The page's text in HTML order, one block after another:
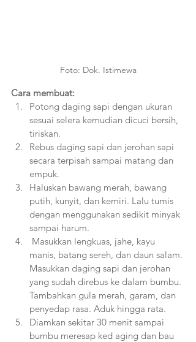
Foto: Dok. Istimewa
Cara membuat:
Potong daging sapi dengan ukuran
sesuai selera kemudian dicuci bersih,
tiriskan.
Rebus daging sapi dan jerohan sapi
secara terpisah sampai matang dan
empuk.
Haluskan bawang merah, bawang
putih, kunyit, dan kemiri. Lalu tumis
dengan menggunakan sedikit minyak
sampai harum.
manis, batang sereh, dan daun salam.
Masukkan daging sapi dan jerohan
yang sudah direbus ke dalam bumbu.
Tambahkan gula merah, garam, dan
penyedap rasa. Aduk hingga rata.
Diamkan sekitar 30 menit sampai
bumbu meresap ked aging dan bau